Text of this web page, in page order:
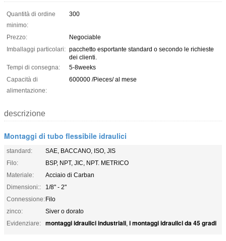
Quantità di ordine
minimo:
300
Prezzo:
Negociable
Imballaggi particolari: pacchetto esportante standard o secondo le richieste
dei clienti.
Tempi di consegna:
5-8weeks
Capacità di
alimentazione:
600000 /Pieces/ al mese
descrizione
Montaggi di tubo flessibile idraulici
standard:
SAE, BACCANO, ISO, JIS
Filo:
BSP, NPT, JIC, NPT. METRICO
Materiale:
Acciaio di Carban
Dimensioni::
1/8" - 2"
Connessione:Filo
zinco:
Siver o dorato
Evidenziare:
montaggi idraulici industriali, i montaggi idraulici da 45 gradi